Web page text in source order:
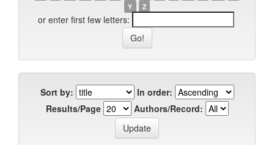
Y
Z
or enter first few letters:
Sort by:
In order:
Results/Page
Authors/Record: